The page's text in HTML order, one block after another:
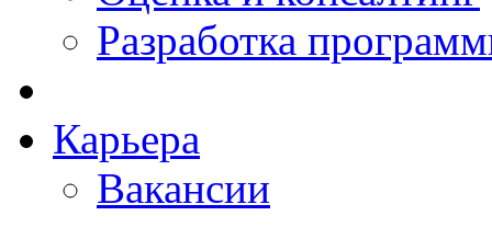
Разработка
Карьера
Вакансии